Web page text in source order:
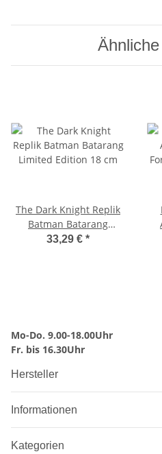
The Dark Knight Replik
Batman Batarang
Limited Edition 18 cm
33,29 € *
Mo-Do. 9.00-18.00Uhr
Fr. bis 16.30Uhr
Hersteller
Informationen
Kategorien